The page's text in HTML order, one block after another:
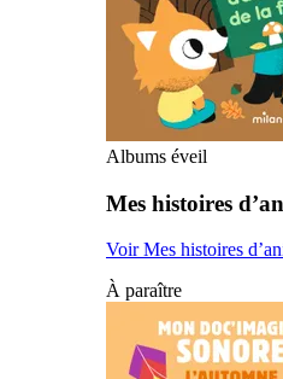
Albums éveil
Mes histoires
Voir Mes histoires
À paraître